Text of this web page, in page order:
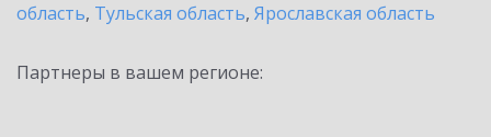
область, Тульская область, Ярославская область
Партнеры в вашем регионе: